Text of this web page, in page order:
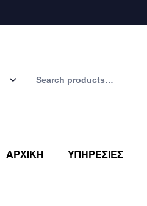
ΑΡΧΙΚΗ ΥΠΗΡΕΣΙΕΣ